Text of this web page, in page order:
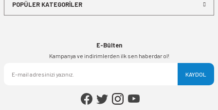
POPÜLER KATEGORİLER
E-Bülten
Kampanya ve indirimlerden ilk sen haberdar ol!
KAYDOL